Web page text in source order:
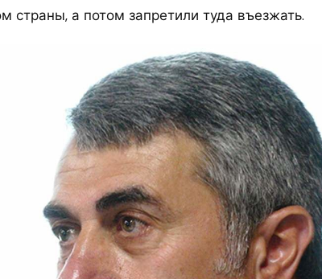
страны, а потом запретили туда въезжать.